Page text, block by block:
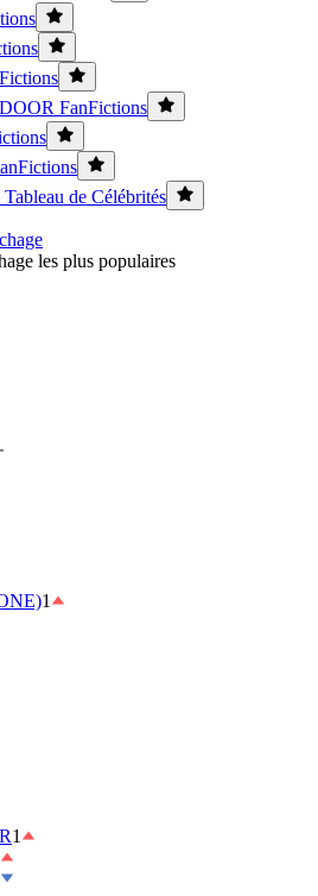
FanFictions
de Célébrités
les plus populaires
1
1